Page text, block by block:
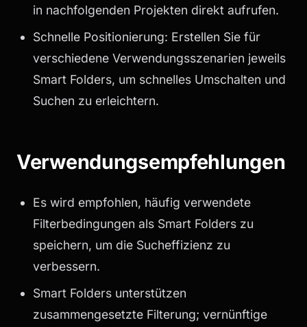
in nachfolgenden Projekten direkt aufrufen.
Schnelle Positionierung: Erstellen Sie für
verschiedene Verwendungsszenarien jeweils
Smart Folders, um schnelles Umschalten und
Suchen zu erleichtern.
Verwendungsempfehlungen
Es wird empfohlen, häufig verwendete
Filterbedingungen als Smart Folders zu
speichern, um die Sucheffizienz zu
verbessern.
Smart Folders unterstützen
zusammengesetzte Filterung; vernünftige